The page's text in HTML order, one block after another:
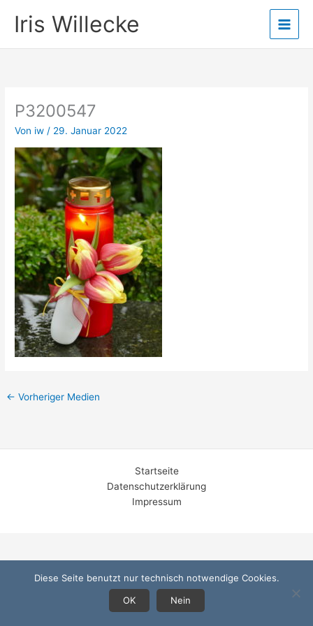
InhaltIris Willecke
P3200547
Von iw / 29. Januar 2022
← Vorheriger Medien
Startseite
Datenschutzerklärung
Impressum
Diese Seite benutzt nur technisch notwendige Cookies.
OK
Nein